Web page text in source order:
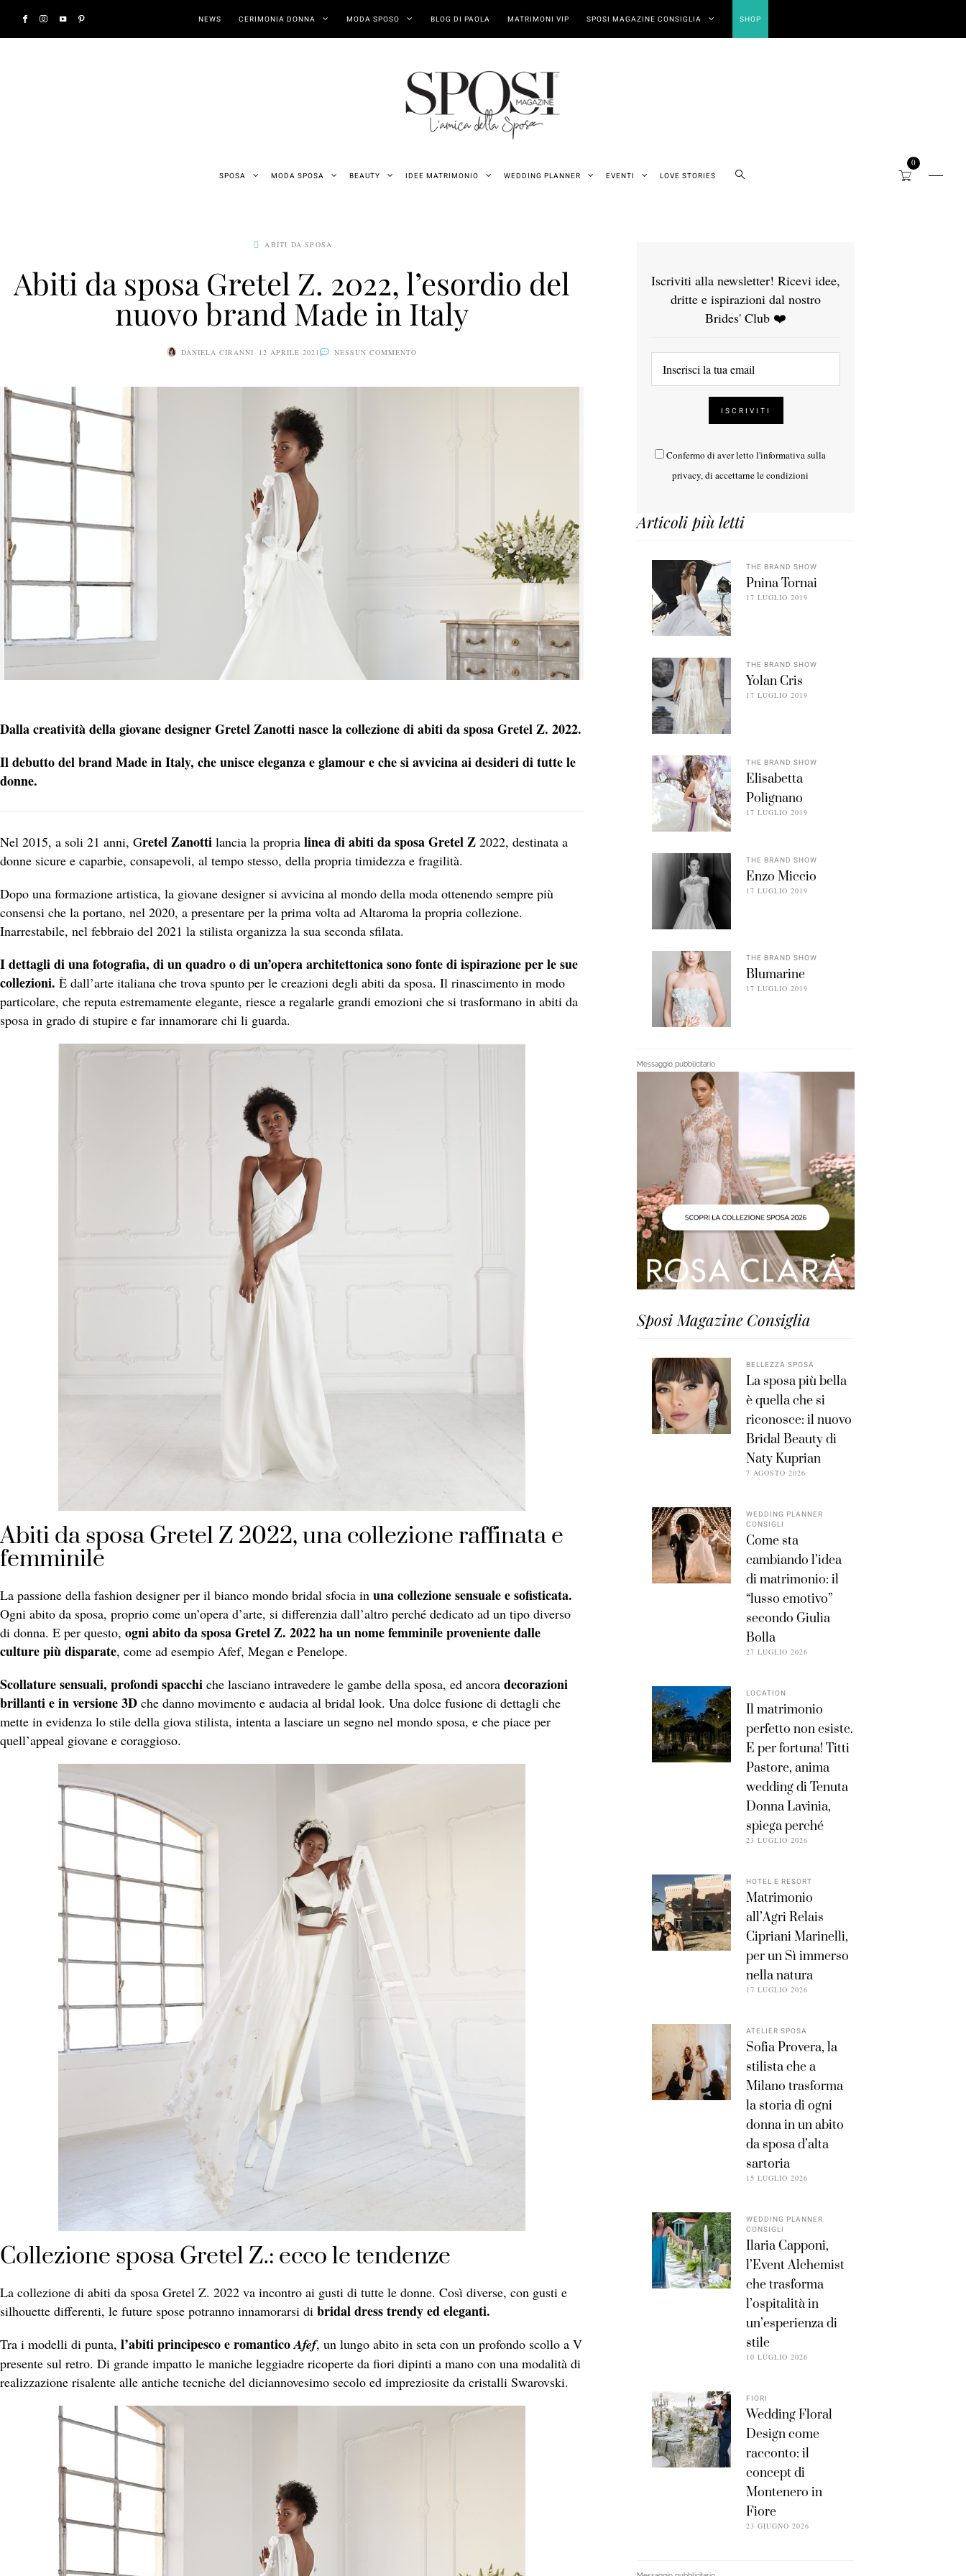
NEWS CERIMONIA DONNA MODA SPOSO BLOG DI PAOLA MATRIMONI VIP SPOSI MAGAZINE CONSIGLIA SHOP
SPOSA MODA SPOSA BEAUTY IDEE MATRIMONIO WEDDING PLANNER EVENTI LOVE STORIES
0
ABITI DA SPOSA
Abiti da sposa Gretel Z. 2022, l’esordio del
nuovo brand Made in Italy
DANIELA CIRANNI 12 APRILE 2021 NESSUN COMMENTO
Dalla creatività della giovane designer Gretel Zanotti nasce la collezione di abiti da sposa Gretel Z. 2022.
Il debutto del brand Made in Italy, che unisce eleganza e glamour e che si avvicina ai desideri di tutte le
donne.
Nel 2015, a soli 21 anni, Gretel Zanotti lancia la propria linea di abiti da sposa Gretel Z 2022, destinata a
donne sicure e caparbie, consapevoli, al tempo stesso, della propria timidezza e fragilità.
Dopo una formazione artistica, la giovane designer si avvicina al mondo della moda ottenendo sempre più
consensi che la portano, nel 2020, a presentare per la prima volta ad Altaroma la propria collezione.
Inarrestabile, nel febbraio del 2021 la stilista organizza la sua seconda sfilata.
I dettagli di una fotografia, di un quadro o di un’opera architettonica sono fonte di ispirazione per le sue
collezioni. È dall’arte italiana che trova spunto per le creazioni degli abiti da sposa. Il rinascimento in modo
particolare, che reputa estremamente elegante, riesce a regalarle grandi emozioni che si trasformano in abiti da
sposa in grado di stupire e far innamorare chi li guarda.
Abiti da sposa Gretel Z 2022, una collezione raffinata e
femminile
La passione della fashion designer per il bianco mondo bridal sfocia in una collezione sensuale e sofisticata.
Ogni abito da sposa, proprio come un’opera d’arte, si differenzia dall’altro perché dedicato ad un tipo diverso
di donna. E per questo, ogni abito da sposa Gretel Z. 2022 ha un nome femminile proveniente dalle
culture più disparate, come ad esempio Afef, Megan e Penelope.
Scollature sensuali, profondi spacchi che lasciano intravedere le gambe della sposa, ed ancora decorazioni
brillanti e in versione 3D che danno movimento e audacia al bridal look. Una dolce fusione di dettagli che
mette in evidenza lo stile della giova stilista, intenta a lasciare un segno nel mondo sposa, e che piace per
quell’appeal giovane e coraggioso.
Collezione sposa Gretel Z.: ecco le tendenze
La collezione di abiti da sposa Gretel Z. 2022 va incontro ai gusti di tutte le donne. Così diverse, con gusti e
silhouette differenti, le future spose potranno innamorarsi di bridal dress trendy ed eleganti.
Tra i modelli di punta, l’abiti principesco e romantico Afef, un lungo abito in seta con un profondo scollo a V
presente sul retro. Di grande impatto le maniche leggiadre ricoperte da fiori dipinti a mano con una modalità di
realizzazione risalente alle antiche tecniche del diciannovesimo secolo ed impreziosite da cristalli Swarovski.
Iscriviti alla newsletter! Ricevi idee,
dritte e ispirazioni dal nostro
Brides' Club ❤️
Confermo di aver letto l'informativa sulla
privacy, di accettarne le condizioni
Articoli più letti
THE BRAND SHOW
Pnina Tornai
17 LUGLIO 2019
THE BRAND SHOW
Yolan Cris
17 LUGLIO 2019
THE BRAND SHOW
Elisabetta
Polignano
17 LUGLIO 2019
THE BRAND SHOW
Enzo Miccio
17 LUGLIO 2019
THE BRAND SHOW
Blumarine
17 LUGLIO 2019
Messaggio pubblicitario
Sposi Magazine Consiglia
BELLEZZA SPOSA
La sposa più bella
è quella che si
riconosce: il nuovo
Bridal Beauty di
Naty Kuprian
7 AGOSTO 2026
WEDDING PLANNER
CONSIGLI
Come sta
cambiando l’idea
di matrimonio: il
“lusso emotivo”
secondo Giulia
Bolla
27 LUGLIO 2026
LOCATION
Il matrimonio
perfetto non esiste.
E per fortuna! Titti
Pastore, anima
wedding di Tenuta
Donna Lavinia,
spiega perché
23 LUGLIO 2026
HOTEL E RESORT
Matrimonio
all’Agri Relais
Cipriani Marinelli,
per un Sì immerso
nella natura
17 LUGLIO 2026
ATELIER SPOSA
Sofia Provera, la
stilista che a
Milano trasforma
la storia di ogni
donna in un abito
da sposa d’alta
sartoria
15 LUGLIO 2026
WEDDING PLANNER
CONSIGLI
Ilaria Capponi,
l’Event Alchemist
che trasforma
l’ospitalità in
un’esperienza di
stile
10 LUGLIO 2026
FIORI
Wedding Floral
Design come
racconto: il
concept di
Montenero in
Fiore
23 GIUGNO 2026